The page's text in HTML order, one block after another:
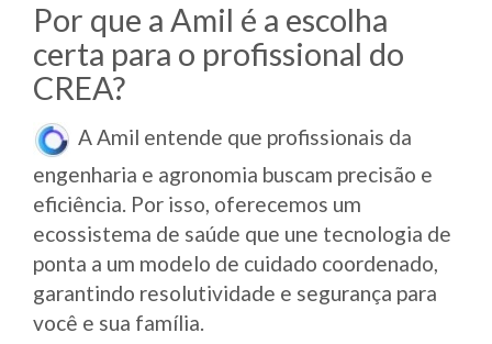
Por que a Amil é a escolha
certa para o profissional do
CREA?
A Amil entende que profissionais da
engenharia e agronomia buscam precisão e
eficiência. Por isso, oferecemos um
ecossistema de saúde que une tecnologia de
ponta a um modelo de cuidado coordenado,
garantindo resolutividade e segurança para
você e sua família.